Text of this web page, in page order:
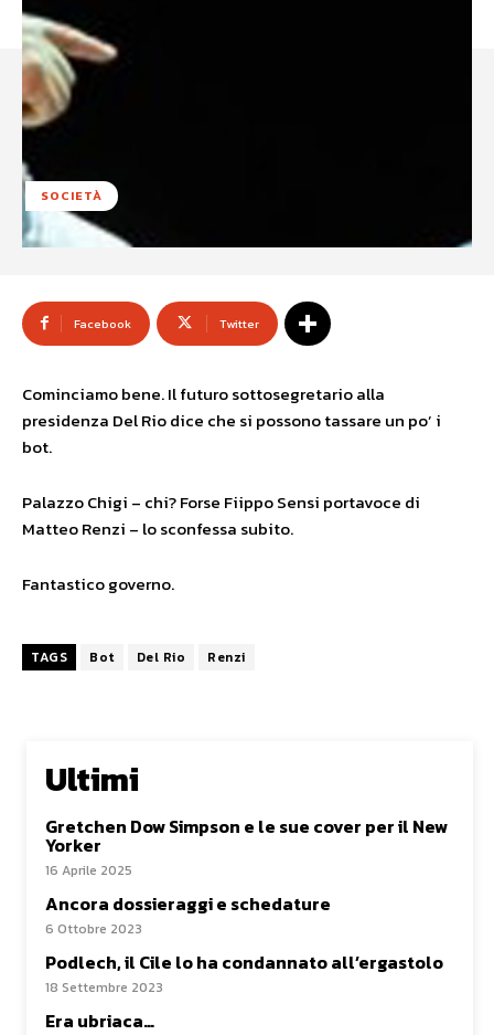
SOCIETÀ
Facebook Twitter
Cominciamo bene. Il futuro sottosegretario alla
presidenza Del Rio dice che si possono tassare un po’ i
bot.
Palazzo Chigi – chi? Forse Fiippo Sensi portavoce di
Matteo Renzi – lo sconfessa subito.
Fantastico governo.
TAGS Bot Del Rio Renzi
Ultimi
Gretchen Dow Simpson e le sue cover per il New
Yorker
16 Aprile 2025
Ancora dossieraggi e schedature
6 Ottobre 2023
Podlech, il Cile lo ha condannato all’ergastolo
18 Settembre 2023
Era ubriaca…